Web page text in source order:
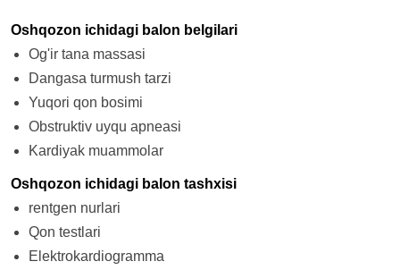
Oshqozon ichidagi balon belgilari
Og'ir tana massasi
Dangasa turmush tarzi
Yuqori qon bosimi
Obstruktiv uyqu apneasi
Kardiyak muammolar
Oshqozon ichidagi balon tashxisi
rentgen nurlari
Qon testlari
Elektrokardiogramma